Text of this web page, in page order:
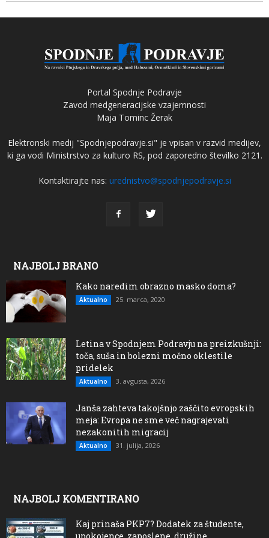
Portal Spodnje Podravje
Zavod medgeneracijske vzajemnosti
Maja Tominc Žerak
Elektronski medij "Spodnjepodravje.si" je vpisan v razvid medijev,
ki ga vodi Ministrstvo za kulturo RS, pod zaporedno številko 2121.
Kontaktirajte nas: urednistvo@spodnjepodravje.si
NAJBOLJ BRANO
Kako naredim obrazno masko doma?
Aktualno 25. marca, 2020
Letina v Spodnjem Podravju na preizkušnji:
toča, suša in bolezni močno oklestile
pridelek
Aktualno 3. avgusta, 2026
Janša zahteva takojšnjo zaščito evropskih
meja: Evropa ne sme več nagrajevati
nezakonitih migracij
Aktualno 31. julija, 2026
NAJBOLJ KOMENTIRANO
Kaj prinaša PKP7? Dodatek za študente,